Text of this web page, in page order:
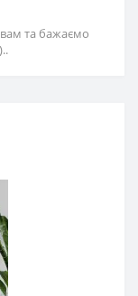
та бажаємо